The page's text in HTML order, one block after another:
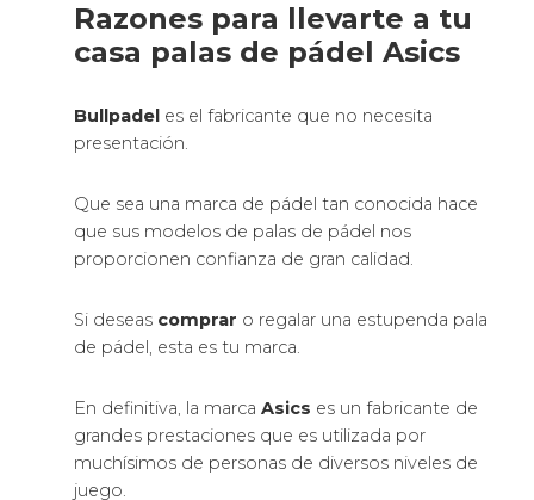
Razones para llevarte a tu
casa palas de pádel Asics
Bullpadel es el fabricante que no necesita
presentación.
Que sea una marca de pádel tan conocida hace
que sus modelos de palas de pádel nos
proporcionen confianza de gran calidad.
Si deseas comprar o regalar una estupenda pala
de pádel, esta es tu marca.
En definitiva, la marcaAsics es un fabricante de
grandes prestaciones que es utilizada por
muchísimos de personas de diversos niveles de
juego.